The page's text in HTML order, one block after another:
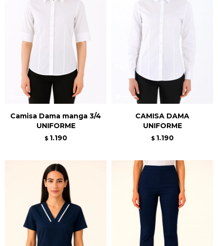
Camisa Dama manga 3/4
UNIFORME
$ 1.190
CAMISA DAMA
UNIFORME
$ 1.190